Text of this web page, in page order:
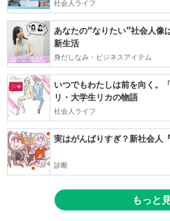
社会人ライフ
あなたの“なりたい”社会人像
新生活
身だしなみ・ビジネスアイテム
いつでもわたしは前を向く。
リ・大学生リカの物語
社会人ライフ
実はがんばりすぎ？新社会人
診断
もっと